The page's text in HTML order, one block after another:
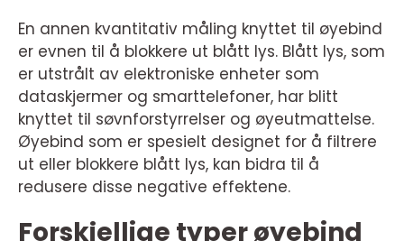
En annen kvantitativ måling knyttet til øyebind
er evnen til å blokkere ut blått lys. Blått lys, som
er utstrålt av elektroniske enheter som
dataskjermer og smarttelefoner, har blitt
knyttet til søvnforstyrrelser og øyeutmattelse.
Øyebind som er spesielt designet for å filtrere
ut eller blokkere blått lys, kan bidra til å
redusere disse negative effektene.
Forskjellige typer øyebind